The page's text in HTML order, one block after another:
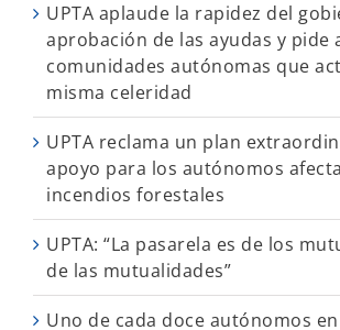
UPTA aplaude la rapidez del
aprobación de las ayudas y pide
comunidades autónomas que
misma celeridad
UPTA reclama un plan
apoyo para los autónomos
incendios forestales
UPTA: “La pasarela es de los
de las mutualidades”
Uno de cada doce autónomos